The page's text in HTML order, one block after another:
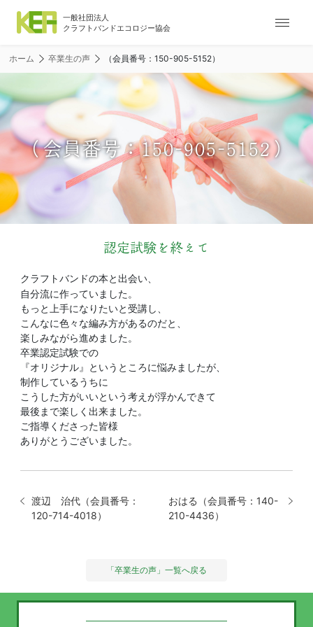
ナ
ー
シ
ョ
ン
メ
ニ
ー
ホーム 卒業生の声 （会員番号：150-905-5152）
（会員番号：150-905-5152）
認定試験を終えて
クラフトバンドの本と出会い、
自分流に作っていました。
もっと上手になりたいと受講し、
こんなに色々な編み方があるのだと、
楽しみながら進めました。
卒業認定試験での
『オリジナル』というところに悩みましたが、
制作しているうちに
こうした方がいいという考えが浮かんできて
最後まで楽しく出来ました。
ご指導くださった皆様
ありがとうございました。
渡辺 治代（会員番号：
120-714-4018）
おはる（会員番号：140-
210-4436）
「卒業生の声」一覧へ戻る